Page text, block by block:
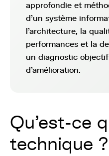
approfondie et
d'un système
l'architecture, la
performances et la
un diagnostic
d'amélioration.
Qu'est-ce
technique ?